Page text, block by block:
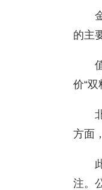
的主
价“双
方面
注。